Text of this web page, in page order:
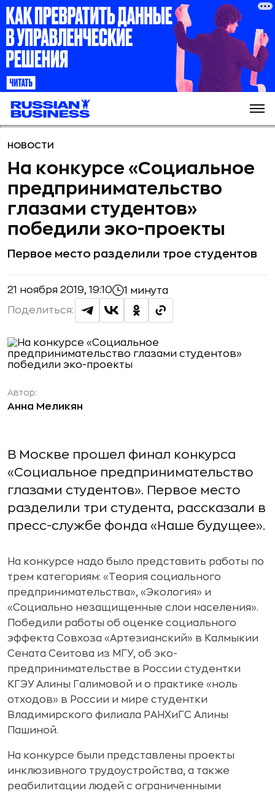
НОВОСТИ
На конкурсе «Социальное
предпринимательство
глазами студентов»
победили эко-проекты
Первое место разделили трое студентов
21 ноября 2019, 19:10 1 минута
Поделиться:
Автор:
Анна Меликян
В Москве прошел финал конкурса
«Социальное предпринимательство
глазами студентов». Первое место
разделили три студента, рассказали в
пресс-службе фонда «Наше будущее».
На конкурсе надо было представить работы по
трем категориям: «Теория социального
предпринимательства», «Экология» и
«Социально незащищенные слои населения».
Победили работы об оценке социального
эффекта Совхоза «Артезианский» в Калмыкии
Сената Сеитова из МГУ, об эко-
предпринимательстве в России студентки
КГЭУ Алины Галимовой и о практике «ноль
отходов» в России и мире студентки
Владимирского филиала РАНХиГС Алины
Пашиной.
На конкурсе были представлены проекты
инклюзивного трудоустройства, а также
реабилитации людей с ограниченными